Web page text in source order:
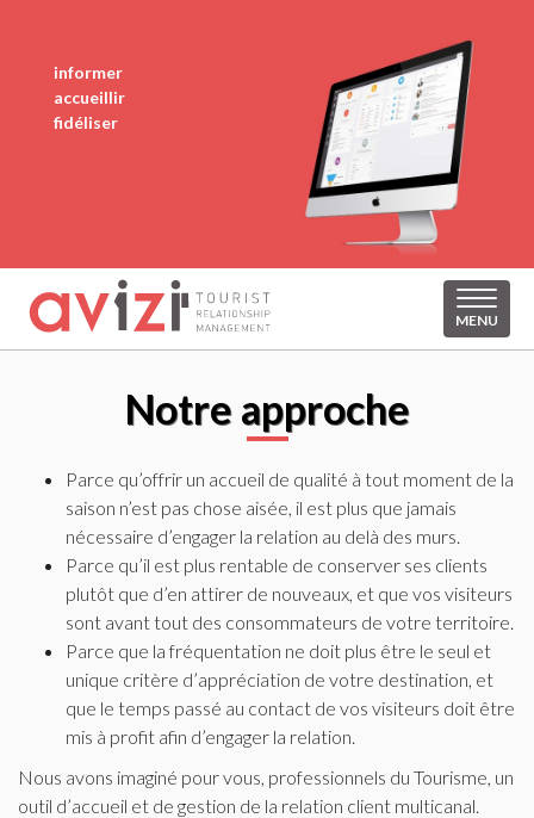
informer
accueillir
fidéliser
MENU
Notre approche
Parce qu’offrir un accueil de qualité à tout moment de la
saison n’est pas chose aisée, il est plus que jamais
nécessaire d’engager la relation au delà des murs.
Parce qu’il est plus rentable de conserver ses clients
plutôt que d’en attirer de nouveaux, et que vos visiteurs
sont avant tout des consommateurs de votre territoire.
Parce que la fréquentation ne doit plus être le seul et
unique critère d’appréciation de votre destination, et
que le temps passé au contact de vos visiteurs doit être
mis à profit afin d’engager la relation.
Nous avons imaginé pour vous, professionnels du Tourisme, un
outil d’accueil et de gestion de la relation client multicanal.